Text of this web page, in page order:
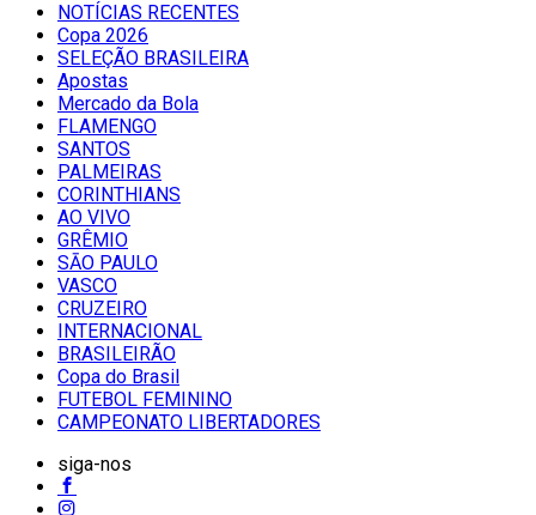
NOTÍCIAS RECENTES
Copa 2026
SELEÇÃO BRASILEIRA
Apostas
Mercado da Bola
FLAMENGO
SANTOS
PALMEIRAS
CORINTHIANS
AO VIVO
GRÊMIO
SĀO PAULO
VASCO
CRUZEIRO
INTERNACIONAL
BRASILEIRÃO
Copa do Brasil
FUTEBOL FEMININO
CAMPEONATO LIBERTADORES
siga-nos